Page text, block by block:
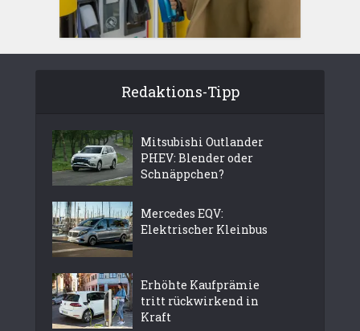
Redaktions-Tipp
Mitsubishi Outlander
PHEV: Blender oder
Schnäppchen?
Mercedes EQV:
Elektrischer Kleinbus
Erhöhte Kaufprämie
tritt rückwirkend in
Kraft